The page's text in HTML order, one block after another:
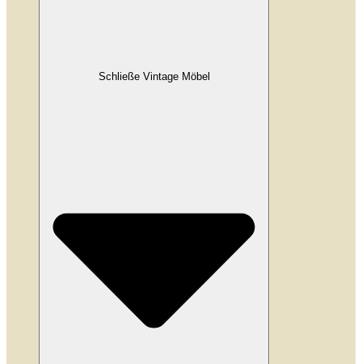
Schließe Vintage Möbel